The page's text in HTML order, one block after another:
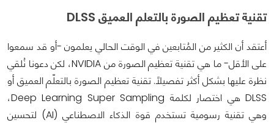
تقنية تعظيم الصورة بالتعلم العميق DLSS
أعتقد أن الكثير من المُتابعين في الوقت الحالي يعلمون -أو قد سمعوا
على الأقل- ما هي تقنية تعظيم الصورة من NVIDIA، لكن دعونا نُلقي
نظرة عليها بشكل أكثر تفصيلاً. تقنية تعظيم الصورة بالتعلّم العميق أو
DLSS هي اختصار لكلمة Deep Learning Super Sampling،
وهي تقنية رسومية تستخدم قوة الذكاء الاصطناعي (AI) لتحسين